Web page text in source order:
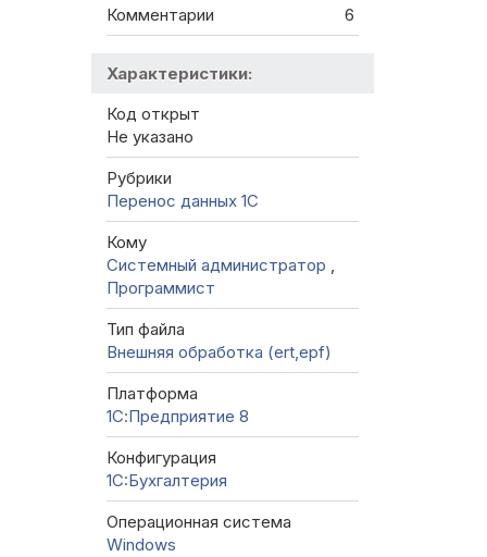
Комментарии 6
Характеристики:
Код открыт
Не указано
Рубрики
Перенос данных 1C
Кому
Системный администратор ,
Программист
Тип файла
Внешняя обработка (ert,epf)
Платформа
1С:Предприятие 8
Конфигурация
1C:Бухгалтерия
Операционная система
Windows